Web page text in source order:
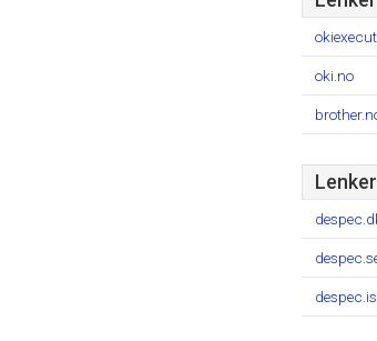
oki.no
despec.is